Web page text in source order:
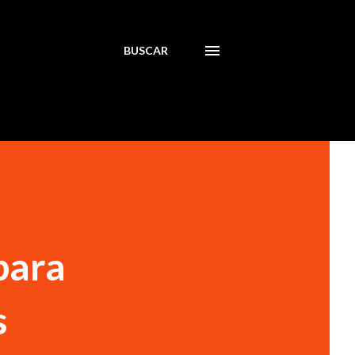
BUSCAR